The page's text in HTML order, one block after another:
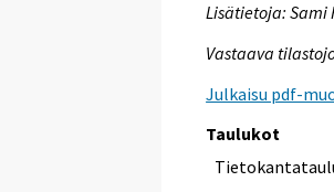
Lisätietoja: Sami
Vastaava
Julkaisu pdf-
Taulukot